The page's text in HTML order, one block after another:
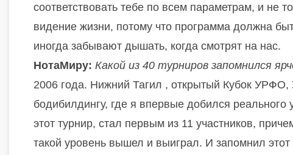
соответствовать тебе по всем параметрам, и не
видение жизни, потому что программа должна
иногда забывают дышать, когда смотрят на нас.
НотаМиру: Какой из 40 турниров запомнился
2006 года. Нижний Тагил , открытый Кубок УРФО,
бодибилдингу, где я впервые добился
этот турнир, стал первым из 11 участников,
такой уровень вышел и выиграл. И запомнил